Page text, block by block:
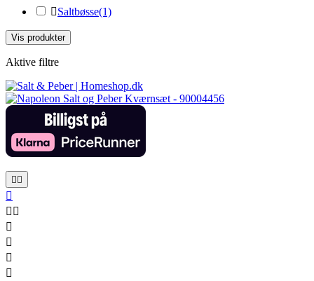
Saltbøsse(1)
Vis produkter
Aktive filtre


 



